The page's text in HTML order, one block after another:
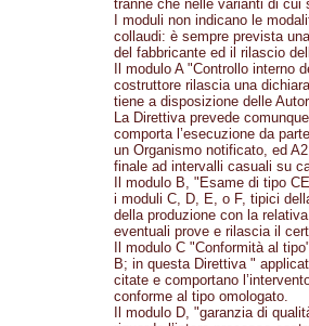
tranne che nelle varianti di cui
I moduli non indicano le
collaudi: è sempre prevista
del fabbricante ed il rilascio
Il modulo A "Controllo interno
costruttore rilascia una
tiene a disposizione delle
La Direttiva prevede
comporta l’esecuzione da
un Organismo notificato, ed
finale ad intervalli casuali su
Il modulo B, "Esame di tipo
i moduli C, D, E, o F, tipici
della produzione con la
eventuali prove e rilascia il
Il modulo C "Conformità al
B; in questa Direttiva "
citate e comportano
conforme al tipo omologato.
Il modulo D, "garanzia di